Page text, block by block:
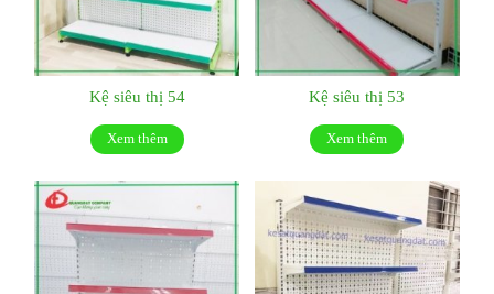
Kệ siêu thị 54
Xem thêm
Kệ siêu thị 53
Xem thêm